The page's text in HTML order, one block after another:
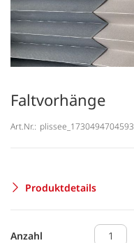
Faltvorhänge
Art.Nr.: plissee_1730494704593
Produktdetails
Anzahl